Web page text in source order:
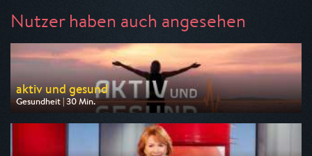
Nutzer haben auch angesehen
aktiv und gesund
Gesundheit | 30 Min.
Ausgestrahlt von ARD alpha
am 07.08.2026, 10:30